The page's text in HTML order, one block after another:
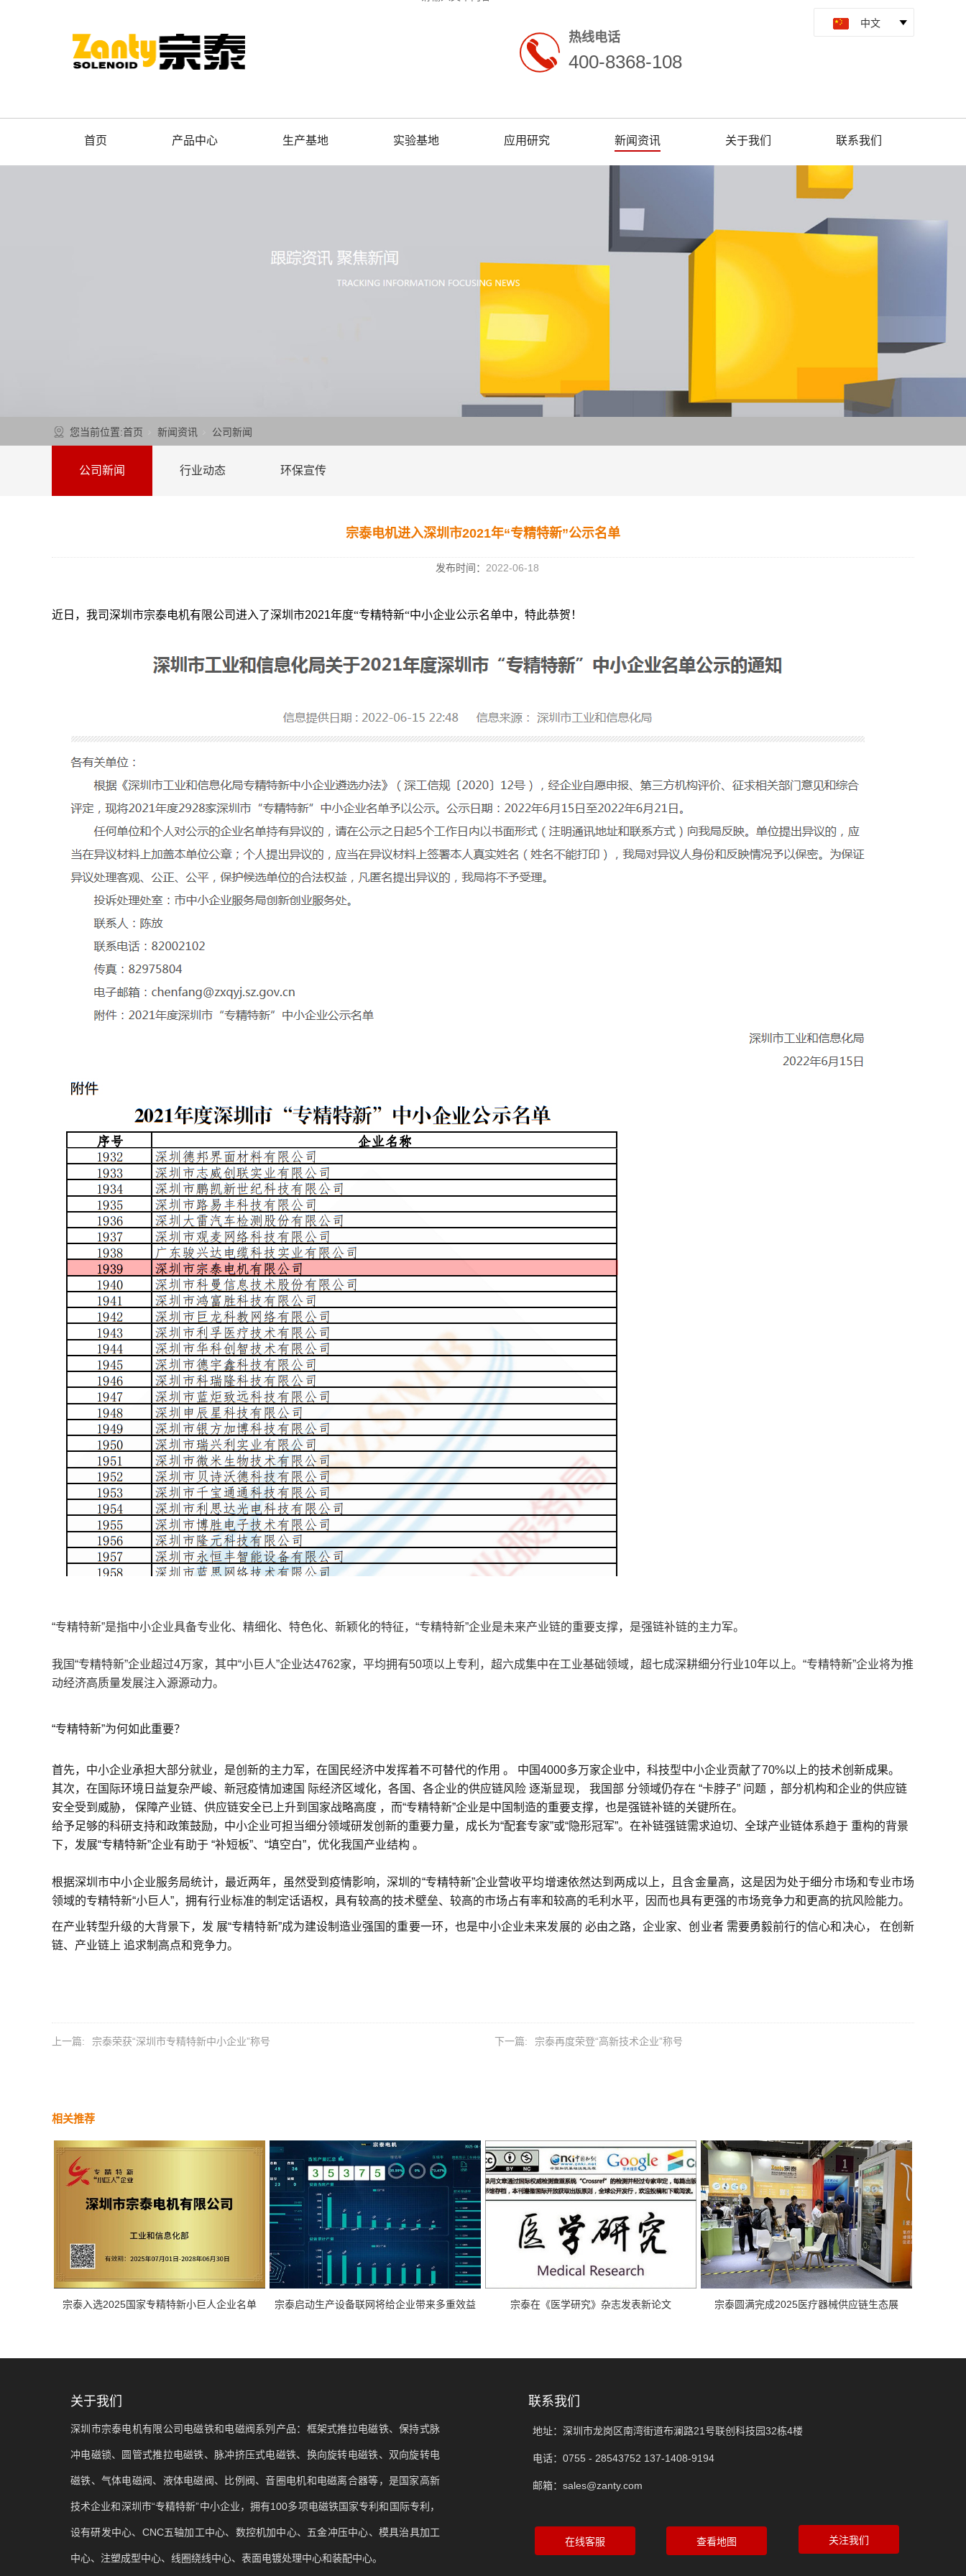
热线电话
400-8368-108
首页 产品中心 生产基地 实验基地 应用研究 新闻资讯 关于我们 联系我们
您当前位置:首页 新闻资讯 公司新闻
公司新闻 行业动态 环保宣传
宗泰电机进入深圳市2021年“专精特新”公示名单
发布时间： 2022-06-18
近日，我司深圳市宗泰电机有限公司进入了深圳市2021年度“专精特新“中小企业公示名单中，特此恭贺！
“专精特新”是指中小企业具备专业化、精细化、特色化、新颖化的特征，“专精特新”企业是未来产业链的重要支撑，是强链补链的主力军。
我国“专精特新”企业超过4万家，其中“小巨人”企业达4762家，平均拥有50项以上专利，超六成集中在工业基础领域，超七成深耕细分行业10年以上。“专精特新”企业将为推
动经济高质量发展注入源源动力。
“专精特新”为何如此重要？
首先，中小企业承担大部分就业，是创新的主力军，在国民经济中发挥着不可替代的作用 。 中国4000多万家企业中，科技型中小企业贡献了70%以上的技术创新成果。
其次，在国际环境日益复杂严峻、新冠疫情加速国 际经济区域化，各国、各企业的供应链风险 逐渐显现， 我国部 分领域仍存在 “卡脖子” 问题 ，部分机构和企业的供应链
安全受到威胁， 保障产业链、供应链安全已上升到国家战略高度 ，而“专精特新”企业是中国制造的重要支撑，也是强链补链的关键所在。
给予足够的科研支持和政策鼓励，中小企业可担当细分领域研发创新的重要力量，成长为“配套专家”或“隐形冠军”。在补链强链需求迫切、全球产业链体系趋于 重构的背景
下，发展“专精特新”企业有助于 “补短板”、“填空白”，优化我国产业结构 。
根据深圳市中小企业服务局统计，最近两年，虽然受到疫情影响，深圳的“专精特新”企业营收平均增速依然达到两成以上，且含金量高，这是因为处于细分市场和专业市场
领域的专精特新“小巨人”，拥有行业标准的制定话语权，具有较高的技术壁垒、较高的市场占有率和较高的毛利水平，因而也具有更强的市场竞争力和更高的抗风险能力。
在产业转型升级的大背景下，发 展“专精特新”成为建设制造业强国的重要一环，也是中小企业未来发展的 必由之路，企业家、创业者 需要勇毅前行的信心和决心， 在创新
链、产业链上 追求制高点和竞争力。
上一篇: 宗泰荣获“深圳市专精特新中小企业”称号 下一篇: 宗泰再度荣登“高新技术企业”称号
相关推荐
宗泰入选2025国家专精特新小巨人企业名单 宗泰启动生产设备联网将给企业带来多重效益 宗泰在《医学研究》杂志发表新论文 宗泰圆满完成2025医疗器械供应链生态展
关于我们
深圳市宗泰电机有限公司电磁铁和电磁阀系列产品：框架式推拉电磁铁、保持式脉
冲电磁锁、圆管式推拉电磁铁、脉冲挤压式电磁铁、换向旋转电磁铁、双向旋转电
磁铁、气体电磁阀、液体电磁阀、比例阀、音圈电机和电磁离合器等，是国家高新
技术企业和深圳市“专精特新”中小企业，拥有100多项电磁铁国家专利和国际专利，
设有研发中心、CNC五轴加工中心、数控机加中心、五金冲压中心、模具治具加工
中心、注塑成型中心、线圈绕线中心、表面电镀处理中心和装配中心。
联系我们
地址：深圳市龙岗区南湾街道布澜路21号联创科技园32栋4楼
电话：0755 - 28543752 137-1408-9194
邮箱：sales@zanty.com